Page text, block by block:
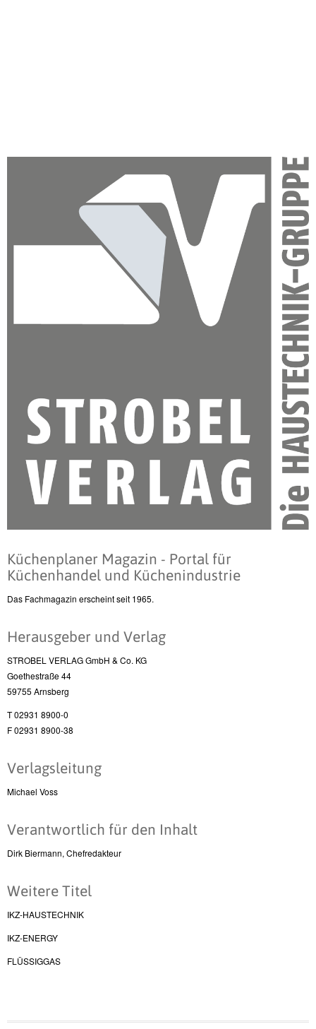
Küchenplaner Magazin - Portal für
Küchenhandel und Küchenindustrie
Das Fachmagazin erscheint seit 1965.
Herausgeber und Verlag
STROBEL VERLAG GmbH & Co. KG
Goethestraße 44
59755 Arnsberg
T 02931 8900-0
F 02931 8900-38
Verlagsleitung
Michael Voss
Verantwortlich für den Inhalt
Dirk Biermann, Chefredakteur
Weitere Titel
IKZ-HAUSTECHNIK
IKZ-ENERGY
FLÜSSIGGAS